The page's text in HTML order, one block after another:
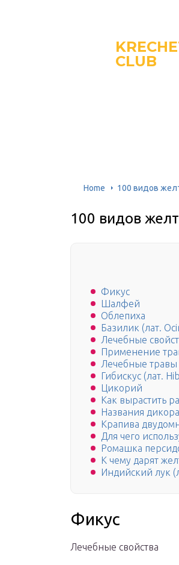
CLUB
Home 100 видов
100 видов
Фикус
Шалфей
Облепиха
Базилик (лат.
Лечебные
Применение
Лечебные травы
Гибискус (лат.
Цикорий
Как вырастить
Названия
Крапива
Для чего
Ромашка
К чему дарят
Индийский лук
Фикус
Лечебные свойства